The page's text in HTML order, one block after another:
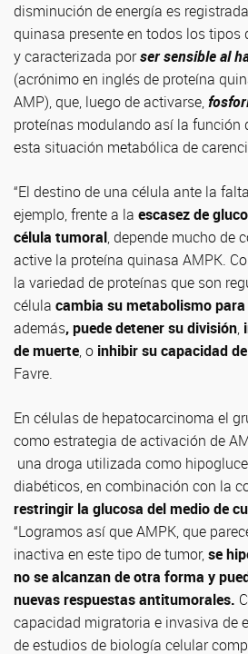
disminución de energía es
quinasa presente en todos los tipos
y caracterizada porser sensible al
(acrónimo en inglés de proteína
AMP), que, luego de activarse,
proteínas modulando así la función
esta situación metabólica de
“El destino de una célula ante la
ejemplo, frente a la escasez de
célula tumoral, depende mucho de
active la proteína quinasa AMPK.
la variedad de proteínas que son
célula cambia su metabolismo
además, puede detener su división,
de muerte, o inhibir su capacidad
Favre.
En células de hepatocarcinoma el
como estrategia de activación de
una droga utilizada como
diabéticos, en combinación con la
restringir la glucosa del medio de
“Logramos así que AMPK, que
inactiva en este tipo de tumor,se
no se alcanzan de otra forma y
nuevas respuestas antitumorales.
capacidad migratoria e invasiva de
de estudios de biología celular